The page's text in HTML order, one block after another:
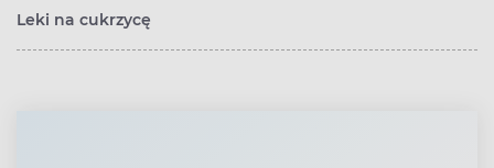
Leki na cukrzycę